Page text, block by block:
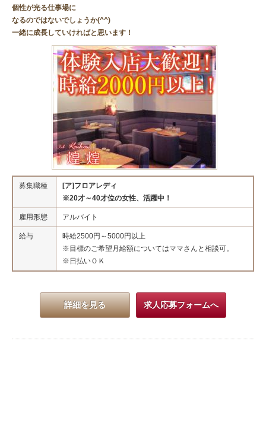
個性が光る仕事場に
なるのではないでしょうか(^^)
一緒に成長していければと思います！
募集職種
[ア]フロアレディ
※20才～40才位の女性、活躍中！
雇用形態 アルバイト
給与
時給2500円～5000円以上
※目標のご希望月給額についてはママさんと相談可。
※日払いＯＫ
詳細を見る 求人応募フォームへ